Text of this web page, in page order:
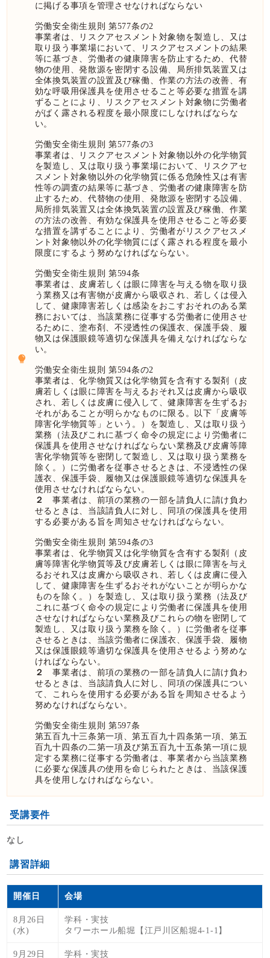
に掲げる事項を管理させなければならない
労働安全衛生規則 第577条の2
事業者は、リスクアセスメント対象物を製造し、又は
取り扱う事業場において、リスクアセスメントの結果
等に基づき、労働者の健康障害を防止するため、代替
物の使用、発散源を密閉する設備、局所排気装置又は
全体換気装置の設置及び稼働、作業の方法の改善、有
効な呼吸用保護具を使用させること等必要な措置を講
ずることにより、リスクアセスメント対象物に労働者
がばく露される程度を最小限度にしなければならな
い。
労働安全衛生規則 第577条の3
事業者は、リスクアセスメント対象物以外の化学物質
を製造し、又は取り扱う事業場において、リスクアセ
スメント対象物以外の化学物質に係る危険性又は有害
性等の調査の結果等に基づき、労働者の健康障害を防
止するため、代替物の使用、発散源を密閉する設備、
局所排気装置又は全体換気装置の設置及び稼働、作業
の方法の改善、有効な保護具を使用させること等必要
な措置を講ずることにより、労働者がリスクアセスメ
ント対象物以外の化学物質にばく露される程度を最小
限度にするよう努めなければならない。
労働安全衛生規則 第594条
事業者は、皮膚若しくは眼に障害を与える物を取り扱
う業務又は有害物が皮膚から吸収され、若しくは侵入
して、健康障害若しくは感染をおこすおそれのある業
務においては、当該業務に従事する労働者に使用させ
るために、塗布剤、不浸透性の保護衣、保護手袋、履
物又は保護眼鏡等適切な保護具を備えなければならな
い。
労働安全衛生規則 第594条の2
事業者は、化学物質又は化学物質を含有する製剤（皮
膚若しくは眼に障害を与えるおそれ又は皮膚から吸収
され、若しくは皮膚に侵入して、健康障害を生ずるお
それがあることが明らかなものに限る。以下「皮膚等
障害化学物質等」という。）を製造し、又は取り扱う
業務（法及びこれに基づく命令の規定により労働者に
保護具を使用させなければならない業務及び皮膚等障
害化学物質等を密閉して製造し、又は取り扱う業務を
除く。）に労働者を従事させるときは、不浸透性の保
護衣、保護手袋、履物又は保護眼鏡等適切な保護具を
使用させなければならない。
２
事業者は、前項の業務の一部を請負人に請け負わ
せるときは、当該請負人に対し、同項の保護具を使用
する必要がある旨を周知させなければならない。
労働安全衛生規則 第594条の3
事業者は、化学物質又は化学物質を含有する製剤（皮
膚等障害化学物質等及び皮膚若しくは眼に障害を与え
るおそれ又は皮膚から吸収され、若しくは皮膚に侵入
して、健康障害を生ずるおそれがないことが明らかな
ものを除く。）を製造し、又は取り扱う業務（法及び
これに基づく命令の規定により労働者に保護具を使用
させなければならない業務及びこれらの物を密閉して
製造し、又は取り扱う業務を除く。）に労働者を従事
させるときは、当該労働者に保護衣、保護手袋、履物
又は保護眼鏡等適切な保護具を使用させるよう努めな
ければならない。
２
事業者は、前項の業務の一部を請負人に請け負わ
せるときは、当該請負人に対し、同項の保護具につい
て、これらを使用する必要がある旨を周知させるよう
努めなければならない。
労働安全衛生規則 第597条
第五百九十三条第一項、第五百九十四条第一項、第五
百九十四条の二第一項及び第五百九十五条第一項に規
定する業務に従事する労働者は、事業者から当該業務
に必要な保護具の使用を命じられたときは、当該保護
具を使用しなければならない。
受講要件
なし
講習詳細
開催日 会場
8月26日
(水)
学科・実技
タワーホール船堀【江戸川区船堀4-1-1】
9月29日 学科・実技